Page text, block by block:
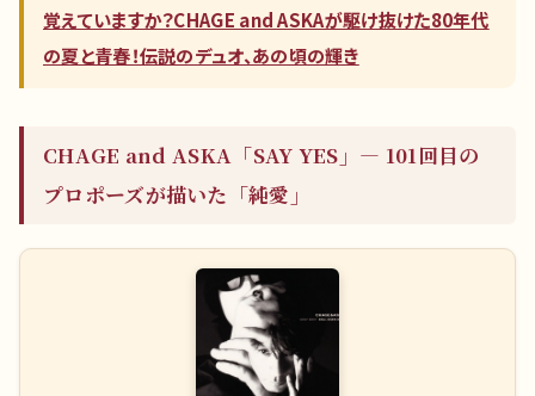
覚えていますか？CHAGE and ASKAが駆け抜けた80年代
の夏と青春！伝説のデュオ、あの頃の輝き
CHAGE and ASKA「SAY YES」— 101回目の
プロポーズが描いた「純愛」